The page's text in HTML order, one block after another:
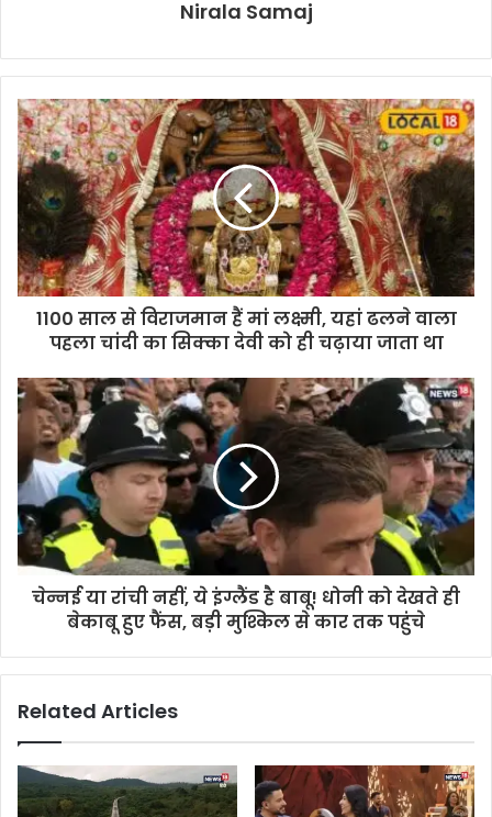
Nirala Samaj
1100 साल से विराजमान हैं मां लक्ष्मी, यहां ढलने वाला
पहला चांदी का सिक्का देवी को ही चढ़ाया जाता था
चेन्नई या रांची नहीं, ये इंग्लैंड है बाबू! धोनी को देखते ही
बेकाबू हुए फैंस, बड़ी मुश्किल से कार तक पहुंचे
Related Articles